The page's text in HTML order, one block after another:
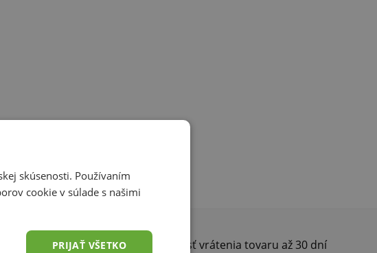
Konzultácia zdarma Možnosť vrátenia tovaru až 30 dní
skúsenosti. Používaním
cookie v súlade s našimi
PRIJAŤ VŠETKO